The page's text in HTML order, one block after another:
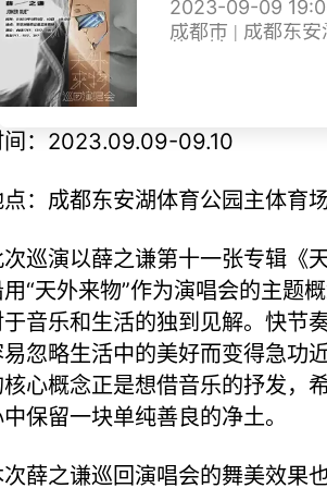
2023-09-09
成都市 | 成都东
间：2023.09.09-09.10
：成都东安湖体育公园主体育
巡演以薛之谦第十一张专辑《
“天外来物”作为演唱会的主题
音乐和生活的独到见解。快节
忽略生活中的美好而变得急功
心概念正是想借音乐的抒发，
保留一块单纯善良的净土。
薛之谦巡回演唱会的舞美效果